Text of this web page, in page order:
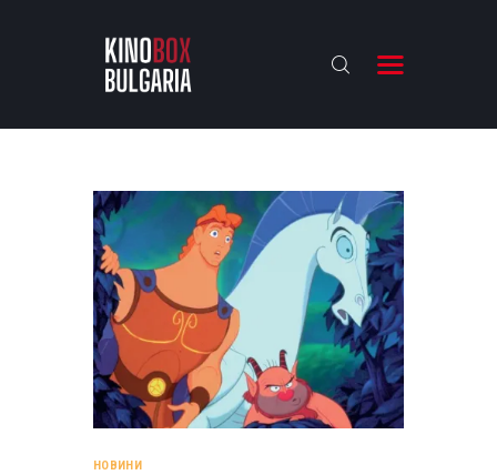
KINOBOX BULGARIA
АНАЛИЗИ
БАХТИ НАГРАДИТЕ
ИНТЕРВЮТА
ЗА НАС
НОВИНИ